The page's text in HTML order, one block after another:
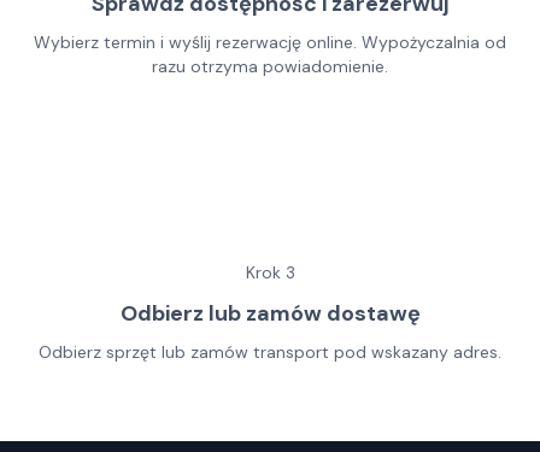
Wybierz termin i wyślij rezerwację online. Wypożyczalnia od
razu otrzyma powiadomienie.
Krok 3
Odbierz lub zamów dostawę
Odbierz sprzęt lub zamów transport pod wskazany adres.